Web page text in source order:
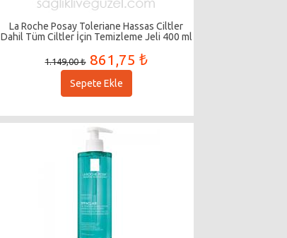
La Roche Posay Toleriane Hassas Ciltler
Dahil Tüm Ciltler İçin Temizleme Jeli 400 ml
1.149,00 ₺ 861,75 ₺
Sepete Ekle